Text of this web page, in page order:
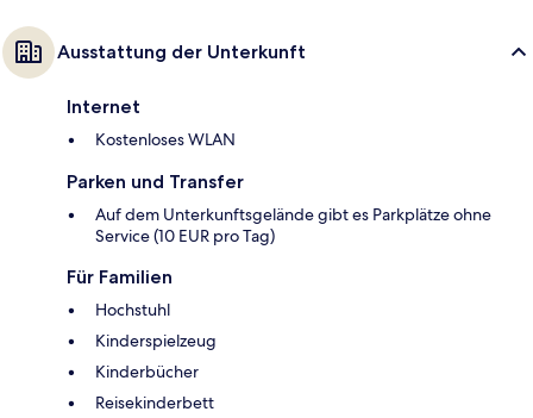
Ausstattung der Unterkunft
Internet
Kostenloses WLAN
Parken und Transfer
Auf dem Unterkunftsgelände gibt es Parkplätze ohne
Service (10 EUR pro Tag)
Für Familien
Hochstuhl
Kinderspielzeug
Kinderbücher
Reisekinderbett